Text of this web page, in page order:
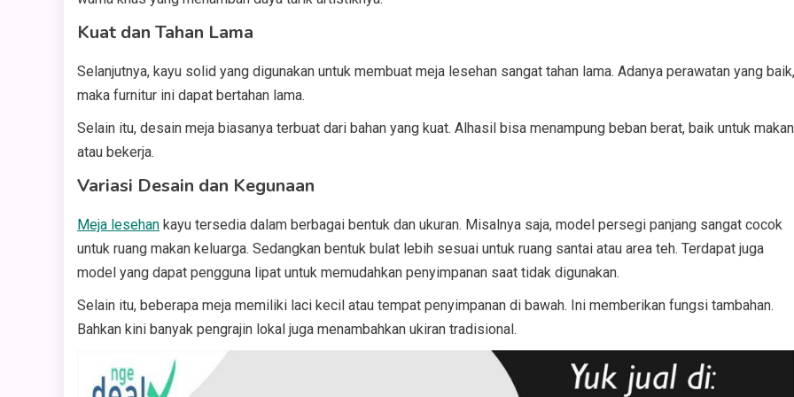
Kuat dan Tahan Lama
Selanjutnya, kayu solid yang digunakan untuk membuat meja lesehan sangat tahan lama. Adanya perawatan yang baik,
maka furnitur ini dapat bertahan lama.
Selain itu, desain meja biasanya terbuat dari bahan yang kuat. Alhasil bisa menampung beban berat, baik untuk makan
atau bekerja.
Variasi Desain dan Kegunaan
Meja lesehan kayu tersedia dalam berbagai bentuk dan ukuran. Misalnya saja, model persegi panjang sangat cocok
untuk ruang makan keluarga. Sedangkan bentuk bulat lebih sesuai untuk ruang santai atau area teh. Terdapat juga
model yang dapat pengguna lipat untuk memudahkan penyimpanan saat tidak digunakan.
Selain itu, beberapa meja memiliki laci kecil atau tempat penyimpanan di bawah. Ini memberikan fungsi tambahan.
Bahkan kini banyak pengrajin lokal juga menambahkan ukiran tradisional.